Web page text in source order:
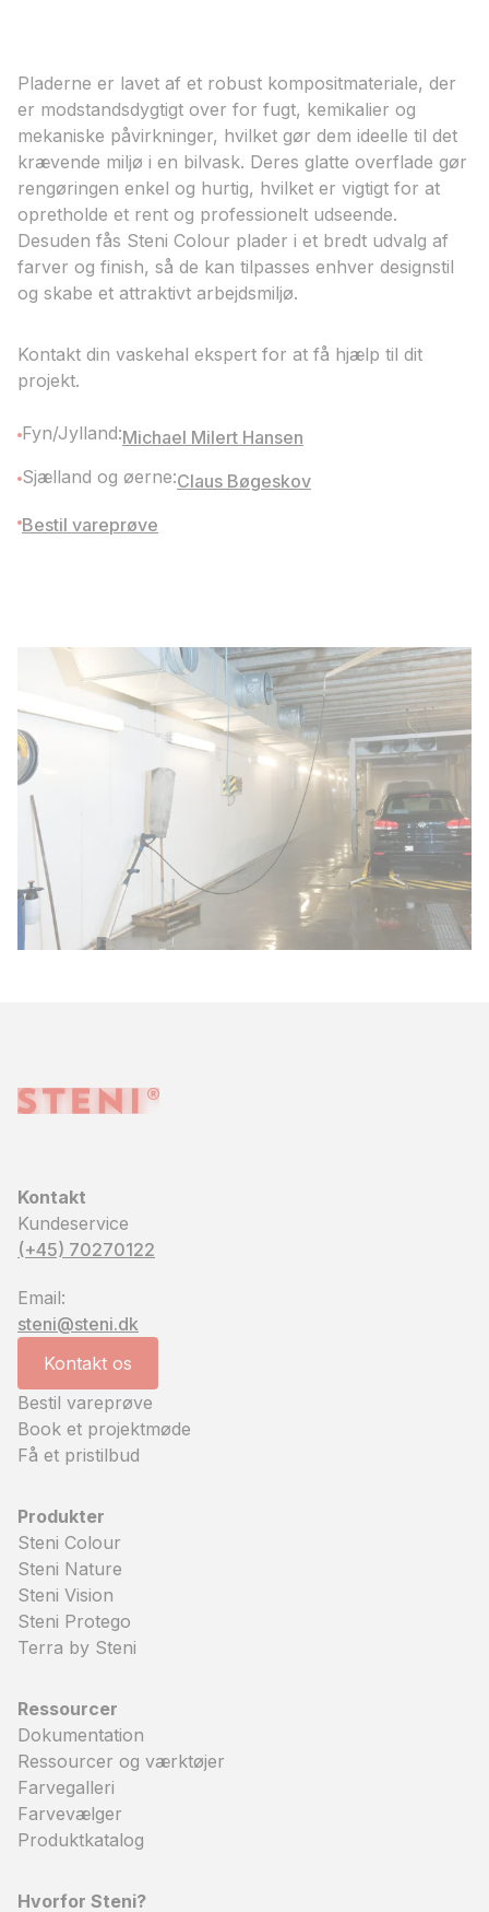
Pladerne er lavet af et robust kompositmateriale, der
er modstandsdygtigt over for fugt, kemikalier og
mekaniske påvirkninger, hvilket gør dem ideelle til det
krævende miljø i en bilvask. Deres glatte overflade gør
rengøringen enkel og hurtig, hvilket er vigtigt for at
opretholde et rent og professionelt udseende.
Desuden fås Steni Colour plader i et bredt udvalg af
farver og finish, så de kan tilpasses enhver designstil
og skabe et attraktivt arbejdsmiljø.
Kontakt din vaskehal ekspert for at få hjælp til dit
projekt.
Fyn/Jylland:Michael Milert Hansen
Sjælland og øerne:Claus Bøgeskov
Bestil vareprøve
Kontakt
Kundeservice
(+45) 70270122
Email:
steni@steni.dk
Kontakt os
Bestil vareprøve
Book et projektmøde
Få et pristilbud
Produkter
Steni Colour
Steni Nature
Steni Vision
Steni Protego
Terra by Steni
Ressourcer
Dokumentation
Ressourcer og værktøjer
Farvegalleri
Farvevælger
Produktkatalog
Hvorfor Steni?